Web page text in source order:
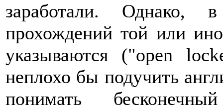
заработали. Однако,
прохождений той или
указываются ("open
неплохо бы подучить
понимать